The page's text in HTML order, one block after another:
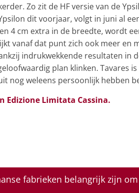
Zo zit de HF versie van de
dit voorjaar, volgt in juni al
4 cm extra in de breedte, wordt
vanaf dat punt zich ook meer en
indrukwekkende resultaten in
plan klinken. Tavares
nog weleens persoonlijk hebben
Edizione Limitata Cassina.
fabrieken belangrijk zijn